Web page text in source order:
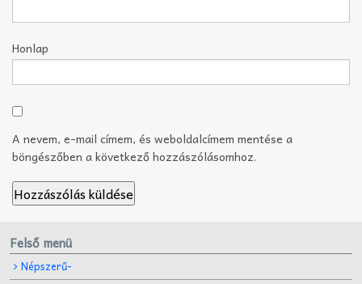
Honlap
A nevem, e-mail címem, és weboldalcímem mentése a
böngészőben a következő hozzászólásomhoz.
Felső menü
Népszerű-